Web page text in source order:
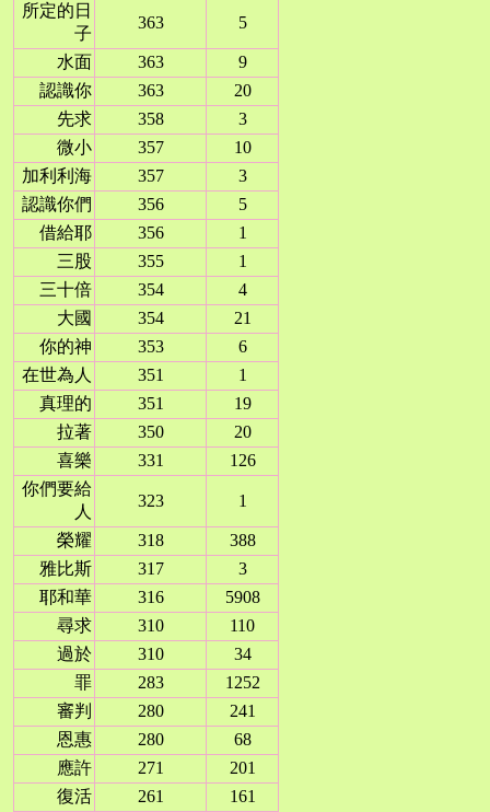
所定的日
子
363 5
水面 363
9
認識你
363
20
先求
358
3
微小
357
10
加利利海
357
3
認識你們
356
5
借給耶
356
1
三股
355
1
三十倍
354
4
大國
354
21
你的神
353
6
在世為人
351
1
真理的
351
19
拉著
350
20
喜樂
331
126
你們要給
人
323 1
榮耀 318
388
雅比斯
317
3
耶和華
316
5908
尋求
310
110
過於
310
34
罪
283
1252
審判
280
241
恩惠
280
68
應許
271
201
復活
261 161